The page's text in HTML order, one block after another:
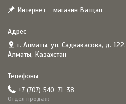
Интернет - магазин Ватцап
г. Алматы, ул. Садвакасова, д. 122,
Алматы, Казахстан
+7 (707) 540-71-38
Отдел продаж